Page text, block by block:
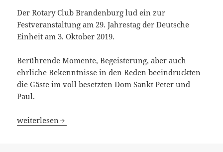
Der Rotary Club Brandenburg lud ein zur
Festveranstaltung am 29. Jahrestag der Deutsche
Einheit am 3. Oktober 2019.
Berührende Momente, Begeisterung, aber auch
ehrliche Bekenntnisse in den Reden beeindruckten
die Gäste im voll besetzten Dom Sankt Peter und
Paul.
Festveranstaltung zum 29. Jahrestag der Deutschen
weiterlesen